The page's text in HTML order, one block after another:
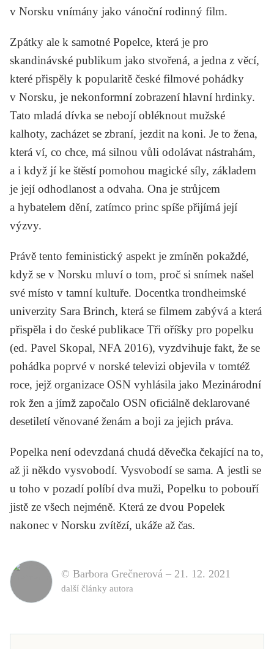
v Norsku vnímány jako vánoční rodinný film.
Zpátky ale k samotné Popelce, která je pro
skandinávské publikum jako stvořená, a jedna z věcí,
které přispěly k popularitě české filmové pohádky
v Norsku, je nekonformní zobrazení hlavní hrdinky.
Tato mladá dívka se nebojí obléknout mužské
kalhoty, zacházet se zbraní, jezdit na koni. Je to žena,
která ví, co chce, má silnou vůli odolávat nástrahám,
a i když jí ke štěstí pomohou magické síly, základem
je její odhodlanost a odvaha. Ona je strůjcem
a hybatelem dění, zatímco princ spíše přijímá její
výzvy.
Právě tento feministický aspekt je zmíněn pokaždé,
když se v Norsku mluví o tom, proč si snímek našel
své místo v tamní kultuře. Docentka trondheimské
univerzity Sara Brinch, která se filmem zabývá a která
přispěla i do české publikace Tři oříšky pro popelku
(ed. Pavel Skopal, NFA 2016), vyzdvihuje fakt, že se
pohádka poprvé v norské televizi objevila v tomtéž
roce, jejž organizace OSN vyhlásila jako Mezinárodní
rok žen a jímž započalo OSN oficiálně deklarované
desetiletí věnované ženám a boji za jejich práva.
Popelka není odevzdaná chudá děvečka čekající na to,
až ji někdo vysvobodí. Vysvobodí se sama. A jestli se
u toho v pozadí políbí dva muži, Popelku to pobouří
jistě ze všech nejméně. Která ze dvou Popelek
nakonec v Norsku zvítězí, ukáže až čas.
© Barbora Grečnerová – 21. 12. 2021
další články autora